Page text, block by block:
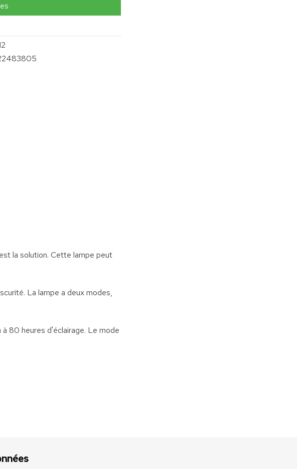
la solution. Cette lampe peut
La lampe a deux modes,
80 heures d'éclairage. Le mode